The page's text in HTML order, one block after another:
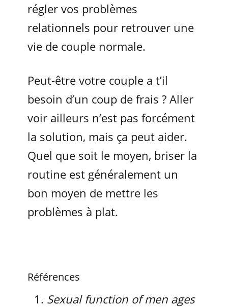
régler vos problèmes
relationnels pour retrouver une
vie de couple normale.
Peut-être votre couple a t’il
besoin d’un coup de frais ? Aller
voir ailleurs n’est pas forcément
la solution, mais ça peut aider.
Quel que soit le moyen, briser la
routine est généralement un
bon moyen de mettre les
problèmes à plat.
Références
Sexual function of men ages